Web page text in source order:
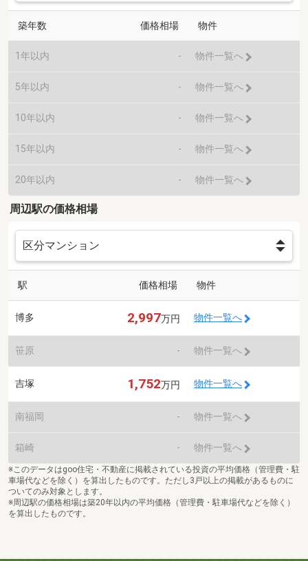
築年数 価格相場 物件
1年以内 - 物件一覧へ
5年以内 - 物件一覧へ
10年以内 - 物件一覧へ
15年以内 - 物件一覧へ
20年以内 - 物件一覧へ
周辺駅の価格相場
駅 価格相場 物件
博多 2,997万円 物件一覧へ
笹原 - 物件一覧へ
吉塚 1,752万円 物件一覧へ
南福岡 - 物件一覧へ
箱崎 - 物件一覧へ
※このデータはgoo住宅・不動産に掲載されている投資の平均価格（管理費・駐
車場代などを除く）を算出したものです。ただし3戸以上の掲載があるものに
ついてのみ対象とします。
※周辺駅の価格相場は築20年以内の平均価格（管理費・駐車場代などを除く）
を算出したものです。